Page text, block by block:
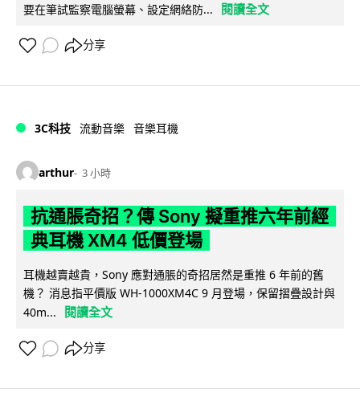
要在筆試監察電腦螢幕、設定網絡防...
閱讀全文
分享
3C科技 流動音樂 音樂耳機
arthur 3 小時
抗通脹奇招？傳 Sony 擬重推六年前經
典耳機 XM4 低價登場
耳機越賣越貴，Sony 應對通脹的奇招居然是重推 6 年前的舊
機？ 消息指平價版 WH-1000XM4C 9 月登場，保留摺疊設計與
40m...
閱讀全文
分享